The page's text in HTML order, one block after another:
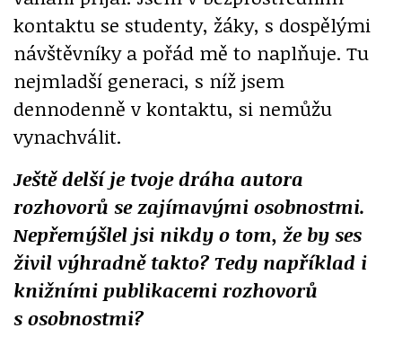
kontaktu se studenty, žáky, s dospělými
návštěvníky a pořád mě to naplňuje. Tu
nejmladší generaci, s níž jsem
dennodenně v kontaktu, si nemůžu
vynachválit.
Ještě delší je tvoje dráha autora
rozhovorů se zajímavými osobnostmi.
Nepřemýšlel jsi nikdy o tom, že by ses
živil výhradně takto? Tedy například i
knižními publikacemi rozhovorů
s osobnostmi?